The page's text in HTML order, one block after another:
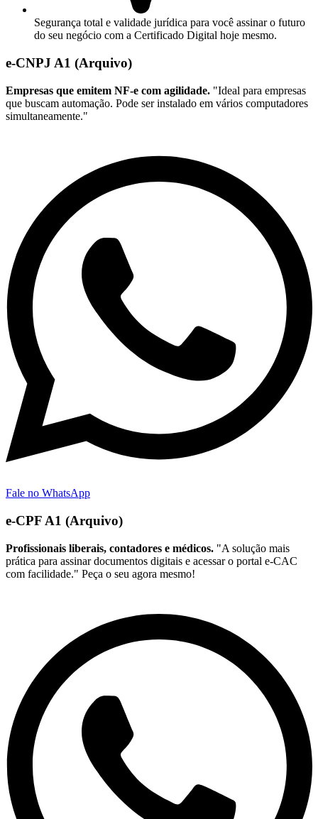
Segurança total e validade jurídica para você assinar o futuro
do seu negócio com a Certificado Digital hoje mesmo.
e-CNPJ A1 (Arquivo)
Empresas que emitem NF-e com agilidade. "Ideal para empresas
que buscam automação. Pode ser instalado em vários computadores
simultaneamente."
Fale no WhatsApp
e-CPF A1 (Arquivo)
Profissionais liberais, contadores e médicos. "A solução mais
prática para assinar documentos digitais e acessar o portal e-CAC
com facilidade." Peça o seu agora mesmo!